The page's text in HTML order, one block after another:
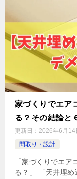
家づくりでエア
る？その結論と
更新日： 2026年6月14
間取り・設計
「家づくりでエア
る？」 「天井埋